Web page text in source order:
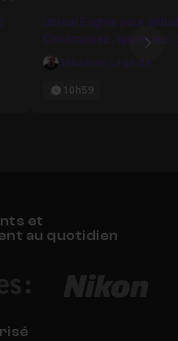
Favori
Unreal Engine pour
Construisez, apprenez,
un jeu vidéo !
Sébastien Lagarde
10h59
et
au quotidien